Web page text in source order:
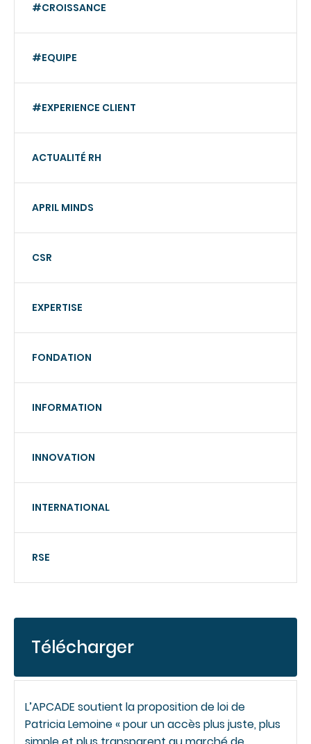
#CROISSANCE
#EQUIPE
#EXPERIENCE CLIENT
ACTUALITÉ RH
APRIL MINDS
CSR
EXPERTISE
FONDATION
INFORMATION
INNOVATION
INTERNATIONAL
RSE
Télécharger
L’APCADE soutient la proposition de loi de
Patricia Lemoine « pour un accès plus juste, plus